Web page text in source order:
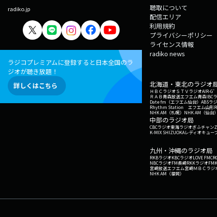
radiko.jp
ラジコプレミアムに登録すると日本全国のラ
ジオが聴き放題！
詳しくはこちら
聴取について
配信エリア
利用規約
プライバシーポリシー
ライセンス情報
radiko news
北海道・東北のラジオ
ＨＢＣラジオＳＴＶラジオAIR-G'
ＲＡＢ青森放送エフエム青森IBC
Date fm（エフエム仙台） ABSラ
Rhythm Station エフエム山形
NHK AM（札幌） NHK AM（仙台
中部のラジオ局
CBCラジオ東海ラジオぎふチャン
K-MIX SHIZUOKAレディオキュー
九州・沖縄のラジオ局
RKBラジオKBCラジオLOVE FM
NBCラジオFM長崎RKKラジオ
宮崎放送エフエム宮崎ＭＢＣラジ
NHK AM（福岡）